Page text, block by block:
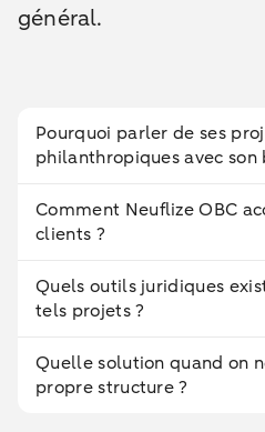
général.
Pourquoi parler de ses
philanthropiques avec son
Comment Neuflize OBC
clients ?
Quels outils juridiques
tels projets ?
Quelle solution quand on
propre structure ?